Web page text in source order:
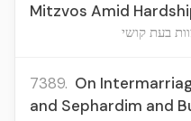
Mitzvos Amid
בעת קושי
7389. On
and Sephardim and